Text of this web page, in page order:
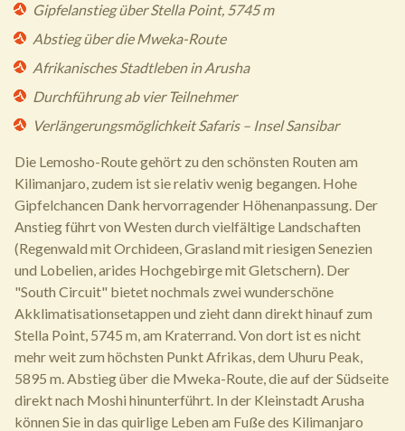
Gipfelanstieg über Stella Point, 5745 m
Abstieg über die Mweka-Route
Afrikanisches Stadtleben in Arusha
Durchführung ab vier Teilnehmer
Verlängerungsmöglichkeit Safaris – Insel Sansibar
Die Lemosho-Route gehört zu den schönsten Routen am
Kilimanjaro, zudem ist sie relativ wenig begangen. Hohe
Gipfelchancen Dank hervorragender Höhenanpassung. Der
Anstieg führt von Westen durch vielfältige Landschaften
(Regenwald mit Orchideen, Grasland mit riesigen Senezien
und Lobelien, arides Hochgebirge mit Gletschern). Der
"South Circuit" bietet nochmals zwei wunderschöne
Akklimatisationsetappen und zieht dann direkt hinauf zum
Stella Point, 5745 m, am Kraterrand. Von dort ist es nicht
mehr weit zum höchsten Punkt Afrikas, dem Uhuru Peak,
5895 m. Abstieg über die Mweka-Route, die auf der Südseite
direkt nach Moshi hinunterführt. In der Kleinstadt Arusha
können Sie in das quirlige Leben am Fuße des Kilimanjaro